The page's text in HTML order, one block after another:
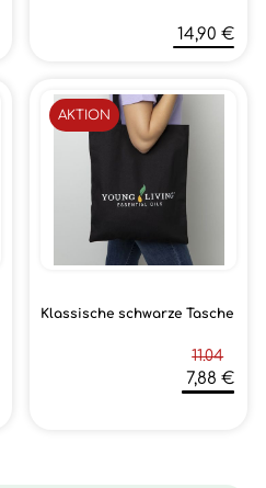
14,90 €
Klassische schwarze Tasche
11.04
7,88 €
AKTION